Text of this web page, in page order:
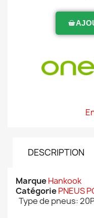
DESCRIPTION
MarqueHankook
CatégoriePNEUS
Type de pneus: